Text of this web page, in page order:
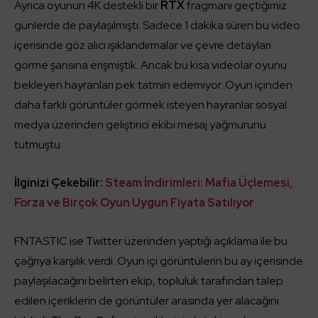
Ayrıca oyunun 4K destekli birRTXfragmanı geçtiğimiz
günlerde de paylaşılmıştı. Sadece 1 dakika süren bu video
içerisinde göz alıcı ışıklandırmalar ve çevre detayları
görme şansına erişmiştik. Ancak bu kısa videolar oyunu
bekleyen hayranları pek tatmin edemiyor. Oyun içinden
daha farklı görüntüler görmek isteyen hayranlar sosyal
medya üzerinden geliştirici ekibi mesaj yağmurunu
tutmuştu.
İlginizi Çekebilir: Steam İndirimleri: Mafia Üçlemesi,
Forza ve Birçok Oyun Uygun Fiyata Satılıyor
FNTASTIC ise Twitter üzerinden yaptığı açıklama ile bu
çağrıya karşılık verdi. Oyun içi görüntülerin bu ay içerisinde
paylaşılacağını belirten ekip, topluluk tarafından talep
edilen içeriklerin de görüntüler arasında yer alacağını